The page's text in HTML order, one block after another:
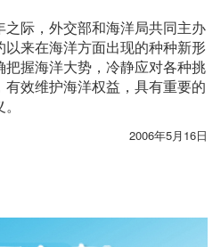
际，外交部和海洋局共同主办
来在海洋方面出现的种种新形
握海洋大势，冷静应对各种挑
效维护海洋权益，具有重要的
2006年5月16日